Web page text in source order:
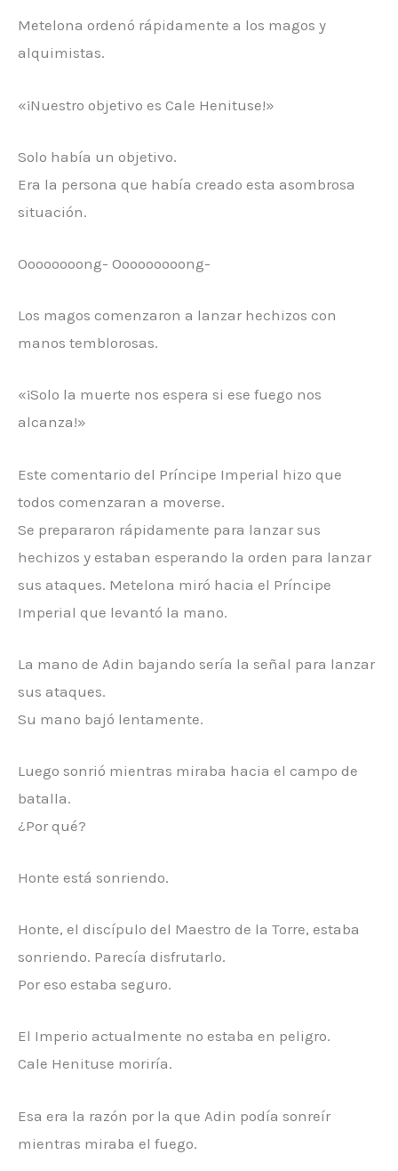
Metelona ordenó rápidamente a los magos y
alquimistas.
«¡Nuestro objetivo es Cale Henituse!»
Solo había un objetivo.
Era la persona que había creado esta asombrosa
situación.
Oooooooong- Ooooooooong-
Los magos comenzaron a lanzar hechizos con
manos temblorosas.
«¡Solo la muerte nos espera si ese fuego nos
alcanza!»
Este comentario del Príncipe Imperial hizo que
todos comenzaran a moverse.
Se prepararon rápidamente para lanzar sus
hechizos y estaban esperando la orden para lanzar
sus ataques. Metelona miró hacia el Príncipe
Imperial que levantó la mano.
La mano de Adin bajando sería la señal para lanzar
sus ataques.
Su mano bajó lentamente.
Luego sonrió mientras miraba hacia el campo de
batalla.
¿Por qué?
Honte está sonriendo.
Honte, el discípulo del Maestro de la Torre, estaba
sonriendo. Parecía disfrutarlo.
Por eso estaba seguro.
El Imperio actualmente no estaba en peligro.
Cale Henituse moriría.
Esa era la razón por la que Adin podía sonreír
mientras miraba el fuego.